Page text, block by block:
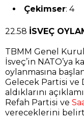
Çekimser: 4
22.58 İSVEÇ
TBMM Genel
İsveç’in NATO’ya
oylanmasına
Gelecek Partisi ve
aldıklarını
Refah Partisi ve
vereceklerini